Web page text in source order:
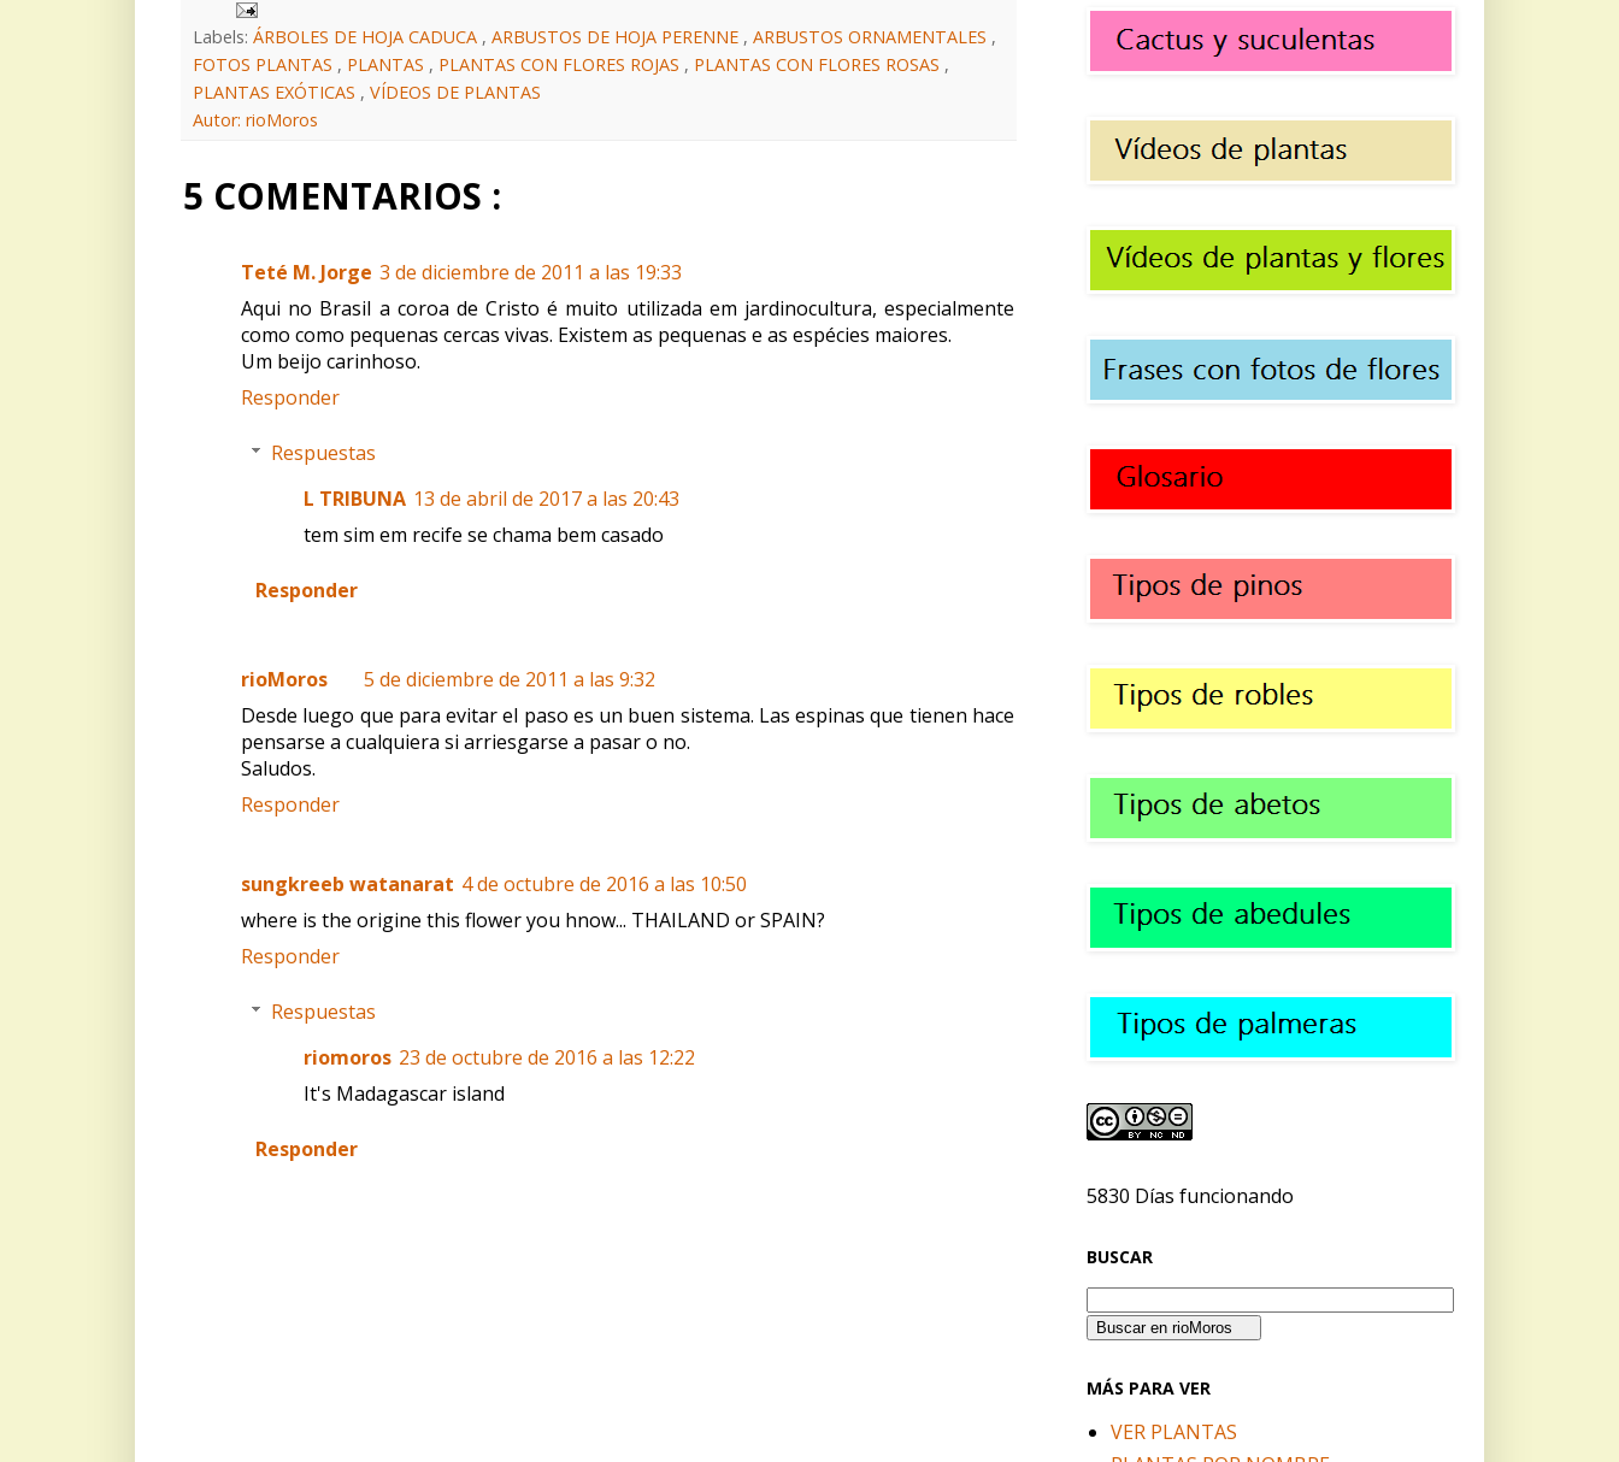
Labels: ÁRBOLES DE HOJA CADUCA , ARBUSTOS DE HOJA PERENNE , ARBUSTOS ORNAMENTALES ,
FOTOS PLANTAS , PLANTAS , PLANTAS CON FLORES ROJAS , PLANTAS CON FLORES ROSAS ,
PLANTAS EXÓTICAS , VÍDEOS DE PLANTAS
Autor: rioMoros
5 COMENTARIOS :
Teté M. Jorge 3 de diciembre de 2011 a las 19:33
Aqui no Brasil a coroa de Cristo é muito utilizada em jardinocultura, especialmente
como como pequenas cercas vivas. Existem as pequenas e as espécies maiores.
Um beijo carinhoso.
Responder
Respuestas
L TRIBUNA 13 de abril de 2017 a las 20:43
tem sim em recife se chama bem casado
Responder
rioMoros
5 de diciembre de 2011 a las 9:32
Desde luego que para evitar el paso es un buen sistema. Las espinas que tienen hace
pensarse a cualquiera si arriesgarse a pasar o no.
Saludos.
Responder
sungkreeb watanarat 4 de octubre de 2016 a las 10:50
where is the origine this flower you hnow... THAILAND or SPAIN?
Responder
Respuestas
riomoros 23 de octubre de 2016 a las 12:22
It's Madagascar island
Responder
5830 Días funcionando
BUSCAR
MÁS PARA VER
VER PLANTAS